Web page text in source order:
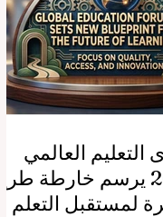
التعليم العالمي
2026 يرسم خارطة
لمستقبل التعلم